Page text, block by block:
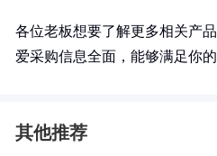
各位老板想要了解更多相关产
爱采购信息全面，能够满足你的
其他推荐